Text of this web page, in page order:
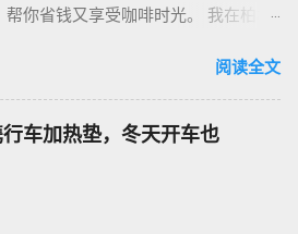
你省钱又享受咖啡时光。 我在柏林
耐用不发热，像Hario、Porlex这些牌
究。粗磨适合法压壶，细磨适合意式
对照表，新手不翻车。我每周磨一
啡，香到飞起！德国超市咖啡豆
咖啡店促销，10欧元买半磅好豆，
阅读全文
车加热垫，冬天开车也